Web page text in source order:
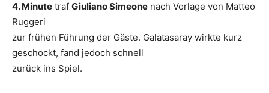
4. Minute traf Giuliano Simeone nach Vorlage von Matteo
Ruggeri
zur frühen Führung der Gäste. Galatasaray wirkte kurz
geschockt, fand jedoch schnell
zurück ins Spiel.